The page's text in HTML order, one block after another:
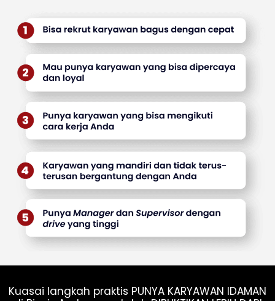
Kuasai langkah praktis PUNYA KARYAWAN IDAMAN